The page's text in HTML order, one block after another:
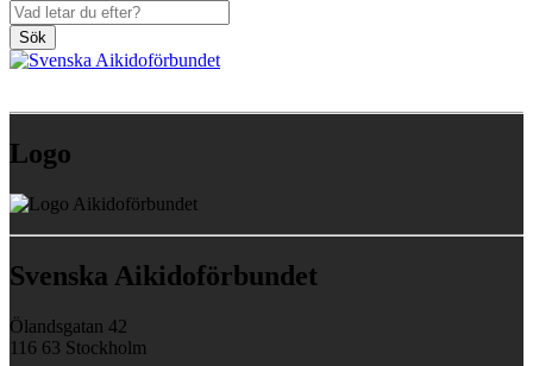
Sök
Logo
Svenska Aikidoförbundet
Ölandsgatan 42
116 63 Stockholm